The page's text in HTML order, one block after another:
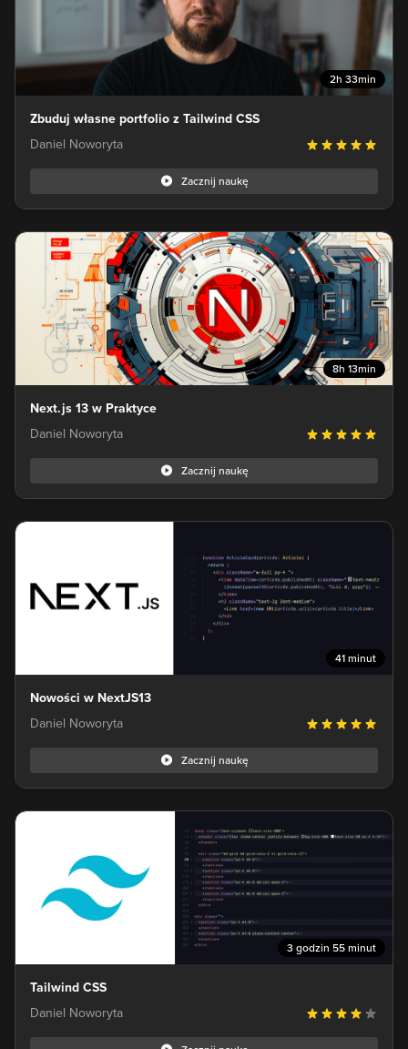
2h 33min
Zbuduj własne portfolio z Tailwind CSS
Daniel Noworyta
Zacznij naukę
8h 13min
Next.js 13 w Praktyce
Daniel Noworyta
Zacznij naukę
41 minut
Nowości w NextJS13
Daniel Noworyta
Zacznij naukę
3 godzin 55 minut
Tailwind CSS
Daniel Noworyta